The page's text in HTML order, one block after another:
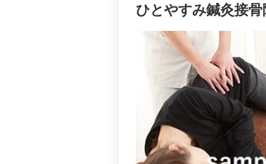
ひとやすみ鍼灸接骨